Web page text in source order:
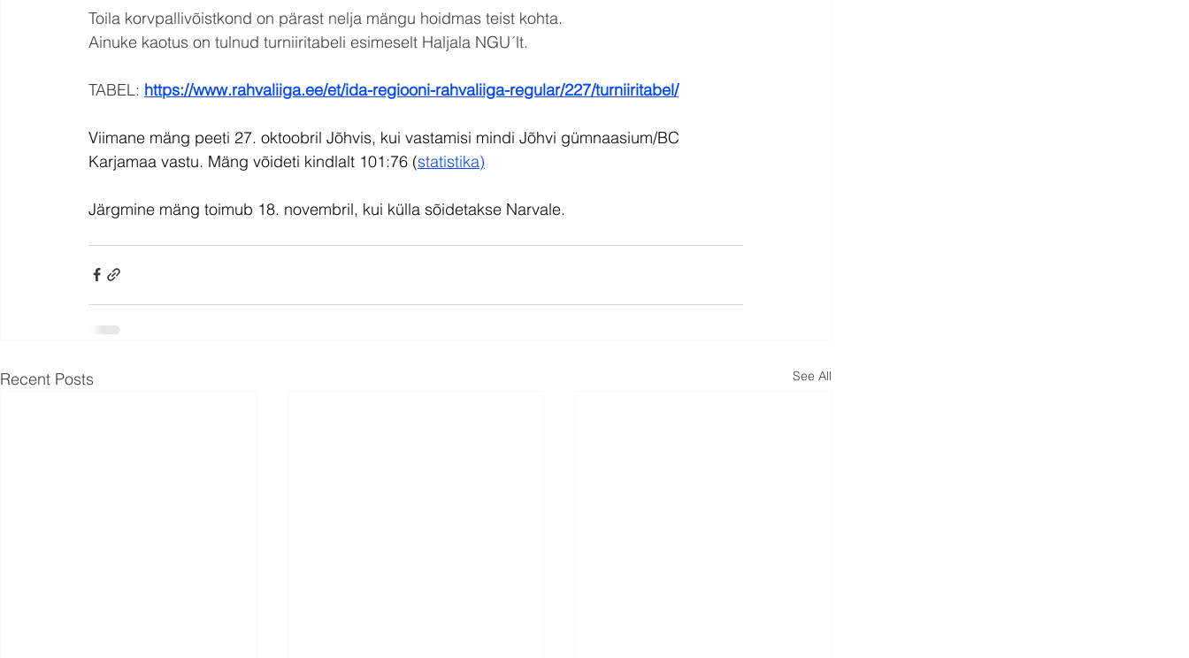
Toila korvpallivõistkond on pärast nelja mängu hoidmas teist kohta.
Ainuke kaotus on tulnud turniiritabeli esimeselt Haljala NGU´lt.
TABEL: https://www.rahvaliiga.ee/et/ida-regiooni-rahvaliiga-regular/227/turniiritabel/
Viimane mäng peeti 27. oktoobril Jõhvis, kui vastamisi mindi Jõhvi gümnaasium/BC
Karjamaa vastu. Mäng võideti kindlalt 101:76 (statistika)
Järgmine mäng toimub 18. novembril, kui külla sõidetakse Narvale.
Recent Posts See All